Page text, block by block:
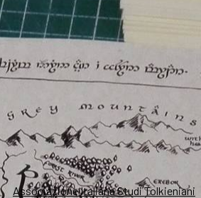
Associazione Italiana Studi Tolkieniani